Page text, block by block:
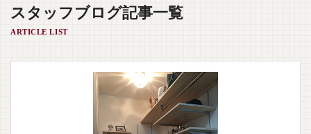
スタッフブログ記事一覧
ARTICLE LIST